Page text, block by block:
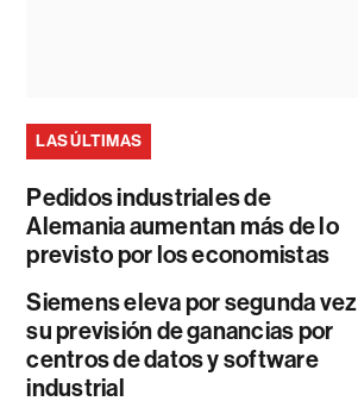
LAS ÚLTIMAS
Pedidos industriales de
Alemania aumentan más de lo
previsto por los economistas
Siemens eleva por segunda vez
su previsión de ganancias por
centros de datos y software
industrial